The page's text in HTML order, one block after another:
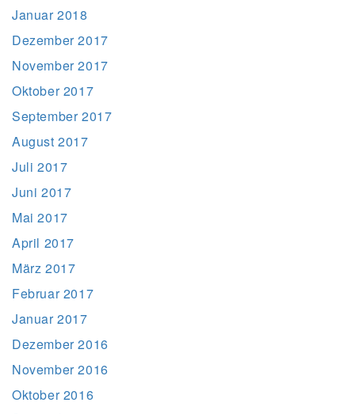
Januar 2018
Dezember 2017
November 2017
Oktober 2017
September 2017
August 2017
Juli 2017
Juni 2017
Mai 2017
April 2017
März 2017
Februar 2017
Januar 2017
Dezember 2016
November 2016
Oktober 2016